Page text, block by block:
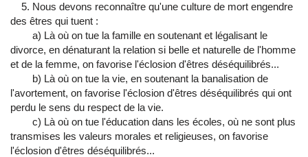
5. Nous devons reconnaître qu'une culture de mort engendre
des êtres qui tuent :
a) Là où on tue la famille en soutenant et légalisant le
divorce, en dénaturant la relation si belle et naturelle de l'homme
et de la femme, on favorise l'éclosion d'êtres déséquilibrés...
b) Là où on tue la vie, en soutenant la banalisation de
l'avortement, on favorise l'éclosion d'êtres déséquilibrés qui ont
perdu le sens du respect de la vie.
c) Là où on tue l'éducation dans les écoles, où ne sont plus
transmises les valeurs morales et religieuses, on favorise
l'éclosion d'êtres déséquilibrés...